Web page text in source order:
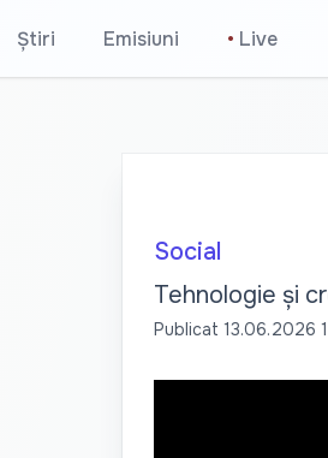
Știri Emisiuni • Live
Social
Tehnologie și
Publicat 13.06.2026